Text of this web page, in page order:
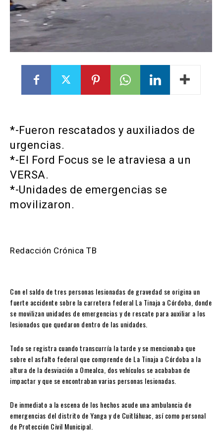
*-Fueron rescatados y auxiliados de
urgencias.
*-El Ford Focus se le atraviesa a un
VERSA.
*-Unidades de emergencias se
movilizaron.
Redacción Crónica TB
Con el saldo de tres personas lesionadas de gravedad se origina un
fuerte accidente sobre la carretera federal La Tinaja a Córdoba, donde
se movilizan unidades de emergencias y de rescate para auxiliar a los
lesionados que quedaron dentro de las unidades.
Todo se registra cuando transcurría la tarde y se mencionaba que
sobre el asfalto federal que comprende de La Tinaja a Córdoba a la
altura de la desviación a Omealca, dos vehículos se acababan de
impactar y que se encontraban varias personas lesionadas.
De inmediato a la escena de los hechos acude una ambulancia de
emergencias del distrito de Yanga y de Cuitláhuac, así como personal
de Protección Civil Municipal.